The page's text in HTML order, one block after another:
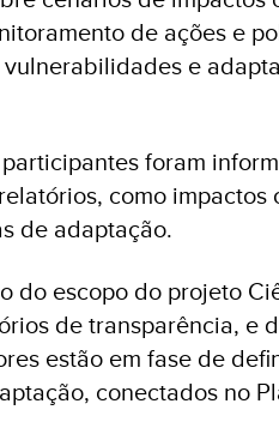
de ações e
e
foram
como
de adaptação.
do escopo do projeto
de transparência, e
estão em fase de
conectados no